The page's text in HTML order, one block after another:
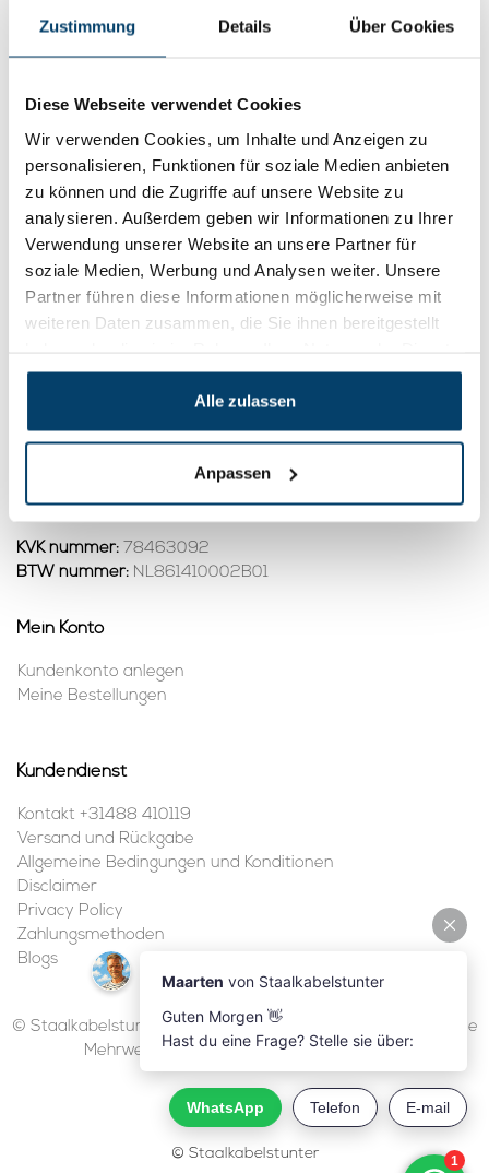
Zustimmung Details Über Cookies
Diese Webseite verwendet Cookies
Wir verwenden Cookies, um Inhalte und Anzeigen zu
personalisieren, Funktionen für soziale Medien anbieten
zu können und die Zugriffe auf unsere Website zu
analysieren. Außerdem geben wir Informationen zu Ihrer
Verwendung unserer Website an unsere Partner für
soziale Medien, Werbung und Analysen weiter. Unsere
Partner führen diese Informationen möglicherweise mit
weiteren Daten zusammen, die Sie ihnen bereitgestellt
gesammelt haben.
Alle zulassen
Anpassen
Seilabhängung
akustisch + schraube
6, 43
Auf Lager
Seilabhängung
akustisch
Kabelgreiferschraube
2, 15
Auf Lager
info@staalkabelstunter.com
Telefonnummer:+31488410119
KVK nummer: 78463092
BTW nummer: NL861410002B01
Mein Konto
Kundenkonto anlegen
Meine Bestellungen
Kundendienst
Kontakt +31488 410119
Versand und Rückgabe
Allgemeine Bedingungen und Konditionen
Disclaimer
Privacy Policy
Zahlungsmethoden
Blogs
© Staalkabelstunter | 2026 | Alle Preise sind in Euro inklusive
Mehrwertsteuer und ohne Versandkosten.
© Staalkabelstunter